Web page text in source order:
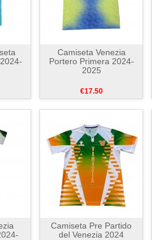
Camiseta Venezia
Portero Primera 2024-
2025
€17.50
Camiseta Pre Partido
del Venezia 2024